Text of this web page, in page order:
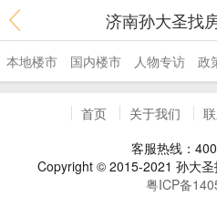
济南孙大圣找
本地楼市 国内楼市 人物专访 政
首页 关于我们
客服热线：
Copyright © 2015-2021 孙大
粤ICP备